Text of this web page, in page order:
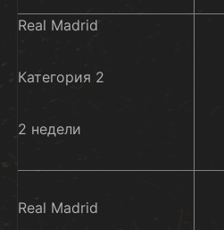
Real Madrid
Категория 2
2 недели
Real Madrid